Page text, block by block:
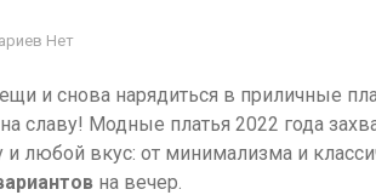
Нет
и снова нарядиться в приличные
славу! Модные платья 2022 года
любой вкус: от минимализма и
на вечер.